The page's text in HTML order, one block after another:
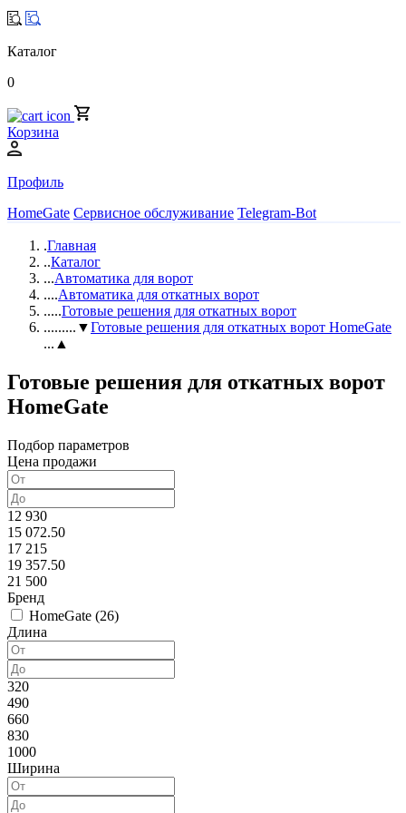
Каталог
0
Корзина
Профиль
HomeGate Сервисное обслуживание Telegram-Bot
.Главная
..Каталог
...Автоматика для ворот
....Автоматика для откатных ворот
.....Готовые решения для откатных ворот
.........▼Готовые решения для откатных ворот HomeGate
...▲
Готовые решения для откатных ворот
HomeGate
Подбор параметров
Цена продажи
12 930
15 072.50
17 215
19 357.50
21 500
Бренд
HomeGate (26)
Длина
320
490
660
830
1000
Ширина